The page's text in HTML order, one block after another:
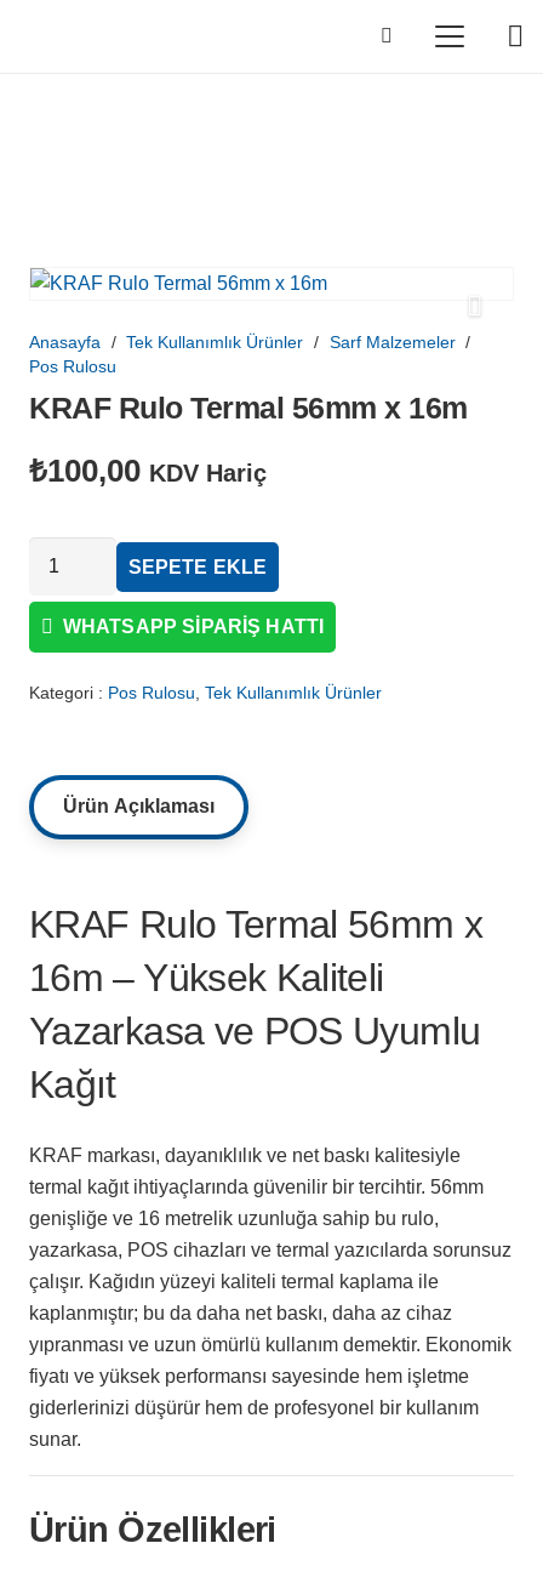
Anasayfa / Tek Kullanımlık Ürünler / Sarf Malzemeler /
Pos Rulosu
KRAF Rulo Termal 56mm x 16m
₺100,00 KDV Hariç
Termal
56mm
SEPETE EKLE
WHATSAPP SIPARIŞ HATTI
Kategori : Pos Rulosu, Tek Kullanımlık Ürünler
Ürün Açıklaması
KRAF Rulo Termal 56mm x
16m – Yüksek Kaliteli
Yazarkasa ve POS Uyumlu
Kağıt
KRAF markası, dayanıklılık ve net baskı kalitesiyle
termal kağıt ihtiyaçlarında güvenilir bir tercihtir. 56mm
genişliğe ve 16 metrelik uzunluğa sahip bu rulo,
yazarkasa, POS cihazları ve termal yazıcılarda sorunsuz
çalışır. Kağıdın yüzeyi kaliteli termal kaplama ile
kaplanmıştır; bu da daha net baskı, daha az cihaz
yıpranması ve uzun ömürlü kullanım demektir. Ekonomik
fiyatı ve yüksek performansı sayesinde hem işletme
giderlerinizi düşürür hem de profesyonel bir kullanım
sunar.
Ürün Özellikleri